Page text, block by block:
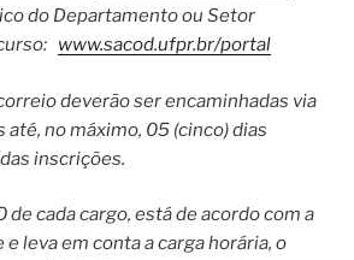
do Departamento ou Setor
www.sacod.ufpr.br/portal
deverão ser encaminhadas via
até, no máximo, 05 (cinco) dias
inscrições.
de cada cargo, está de acordo com a
leva em conta a carga horária, o